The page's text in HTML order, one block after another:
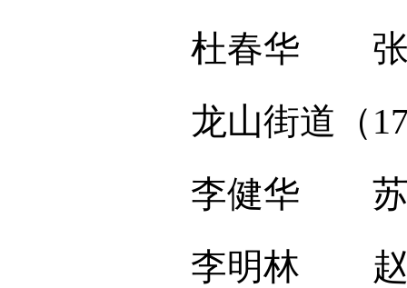
杜春华 张
龙山街道（
李健华 苏
李明林 赵